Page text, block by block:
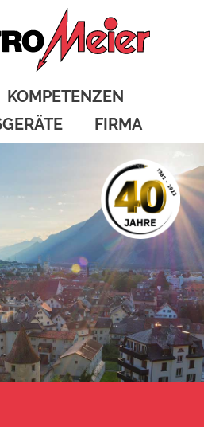
KOMPETENZEN
FIRMA